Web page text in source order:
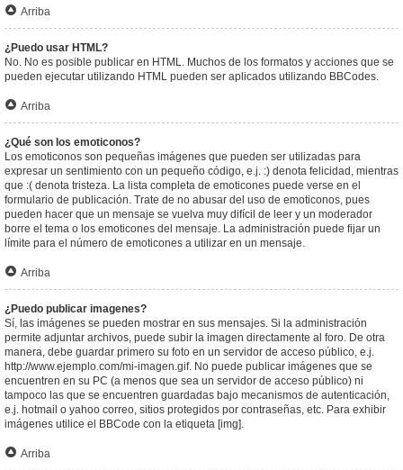
Arriba
¿Puedo usar HTML?
No. No es posible publicar en HTML. Muchos de los formatos y acciones que se
pueden ejecutar utilizando HTML pueden ser aplicados utilizando BBCodes.
Arriba
¿Qué son los emoticonos?
Los emoticonos son pequeñas imágenes que pueden ser utilizadas para
expresar un sentimiento con un pequeño código, e.j. :) denota felicidad, mientras
que :( denota tristeza. La lista completa de emoticones puede verse en el
formulario de publicación. Trate de no abusar del uso de emoticonos, pues
pueden hacer que un mensaje se vuelva muy difícil de leer y un moderador
borre el tema o los emoticones del mensaje. La administración puede fijar un
límite para el número de emoticones a utilizar en un mensaje.
Arriba
¿Puedo publicar imagenes?
Sí, las imágenes se pueden mostrar en sus mensajes. Si la administración
permite adjuntar archivos, puede subir la imagen directamente al foro. De otra
manera, debe guardar primero su foto en un servidor de acceso público, e.j.
http://www.ejemplo.com/mi-imagen.gif. No puede publicar imágenes que se
encuentren en su PC (a menos que sea un servidor de acceso público) ni
tampoco las que se encuentren guardadas bajo mecanismos de autenticación,
e.j. hotmail o yahoo correo, sitios protegidos por contraseñas, etc. Para exhibir
imágenes utilice el BBCode con la etiqueta [img].
Arriba